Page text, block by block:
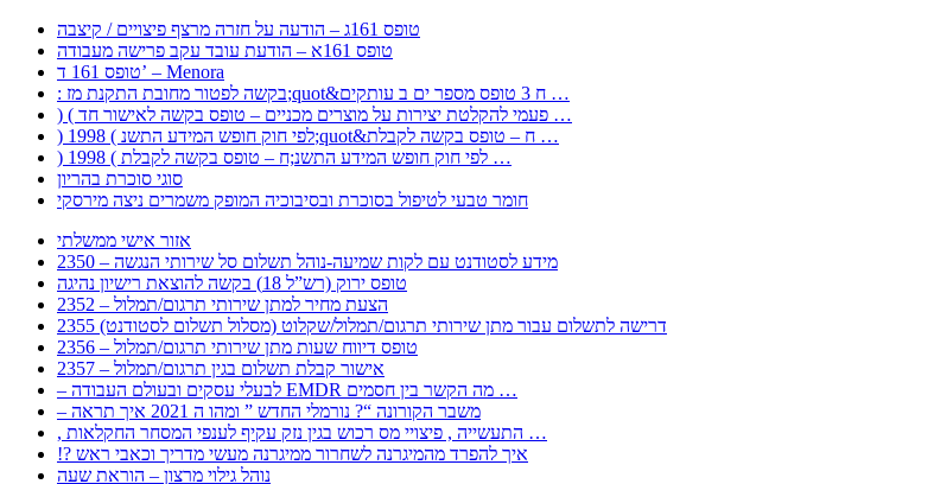
טופס 161ג – הודעה על חזרה מרצף פיצויים / קיצבה
טופס 161א – הודעת עובד עקב פרישה מעבודה
טופס 161 ד’ – Menora
: בקשה לפטור מחובת התקנת מז;quot&ח 3 טופס מספר ים ב עותקים …
) ( פעמי להקלטת יצירות על מוצרים מכניים – טופס בקשה לאישור חד …
) 1998 ( לפי חוק חופש המידע התשנ;quot&ח – טופס בקשה לקבלת …
) 1998 ( לפי חוק חופש המידע התשנ;ח – טופס בקשה לקבלת …
סוגי סוכרת בהריון
חומר טבעי לטיפול בסוכרת ובסיבוכיה המופק משמרים ניצה מירסקי
אזור אישי ממשלתי
2350 – מידע לסטודנט עם לקות שמיעה-נוהל תשלום סל שירותי הנגשה
טופס ירוק (רש”ל 18) בקשה להוצאת רישיון נהיגה
2352 – הצעת מחיר למתן שירותי תרגום/תמלול
2355 דרישה לתשלום עבור מתן שירותי תרגום/תמלול/שקלוט (מסלול תשלום לסטודנט)
2356 – טופס דיווח שעות מתן שירותי תרגום/תמלול
2357 – אישור קבלת תשלום בגין תרגום/תמלול
– לבעלי עסקים ובעולם העבודה EMDR מה הקשר בין חסמים …
– משבר הקורונה “? נורמלי החדש ” ומהו ה 2021 איך תראה
, התעשייה , פיצויי מס רכוש בגין נזק עקיף לענפי המסחר החקלאות …
!? איך להפרד מהמיגרנה לשחרור ממיגרנה מעשי מדריך וכאבי ראש
נוהל גילוי מרצון – הוראת שעה